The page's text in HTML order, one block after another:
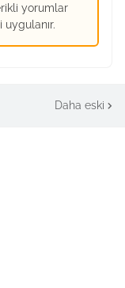
yorumlar
uygulanır.
Daha eski